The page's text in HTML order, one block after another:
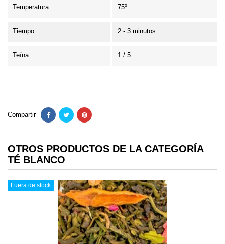
Temperatura 75º
Tiempo 2 - 3 minutos
Teína 1 / 5
Compartir
OTROS PRODUCTOS DE LA CATEGORÍA
TÉ BLANCO
Fuera de stock